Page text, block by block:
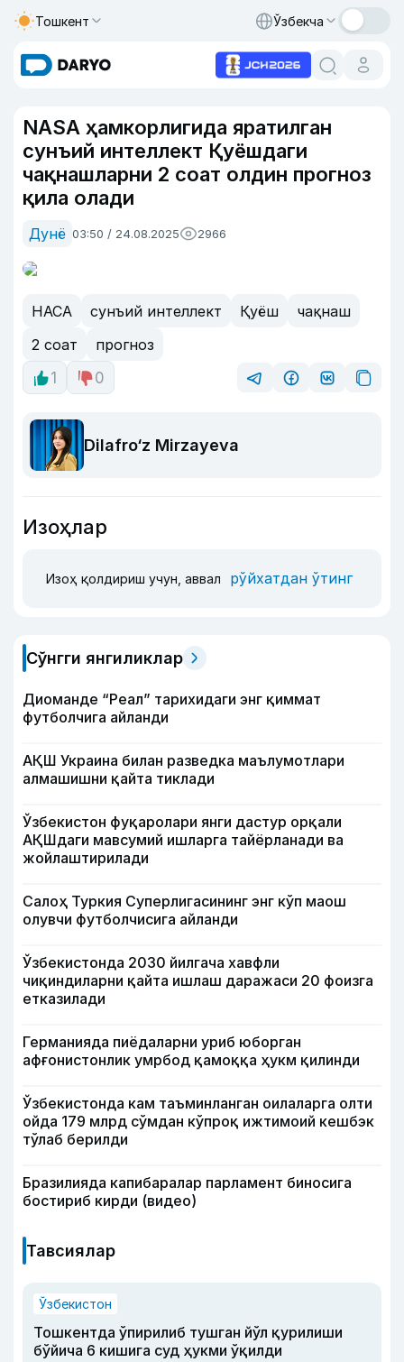
Тошкент Ўзбекча
NASA ҳамкорлигида яратилган
сунъий интеллект Қуёшдаги
чақнашларни 2 соат олдин прогноз
қила олади
Дунё 03:50 / 24.08.2025 2966
НАСА сунъий интеллект Қуёш
чақнаш
2 соат
прогноз
1
0
Dilafro‘z Mirzayeva
Изоҳлар
Изоҳ қолдириш учун, аввал рўйхатдан ўтинг
Сўнгги янгиликлар
Диоманде “Реал” тарихидаги энг қиммат
футболчига айланди
АҚШ Украина билан разведка маълумотлари
алмашишни қайта тиклади
Ўзбекистон фуқаролари янги дастур орқали
АҚШдаги мавсумий ишларга тайёрланади ва
жойлаштирилади
Салоҳ Туркия Суперлигасининг энг кўп маош
олувчи футболчисига айланди
Ўзбекистонда 2030 йилгача хавфли
чиқиндиларни қайта ишлаш даражаси 20 фоизга
етказилади
Германияда пиёдаларни уриб юборган
афғонистонлик умрбод қамоққа ҳукм қилинди
Ўзбекистонда кам таъминланган оилаларга олти
ойда 179 млрд сўмдан кўпроқ ижтимоий кешбэк
тўлаб берилди
Бразилияда капибаралар парламент биносига
бостириб кирди (видео)
Тавсиялар
Ўзбекистон
Тошкентда ўпирилиб тушган йўл қурилиши
бўйича 6 кишига суд ҳукми ўқилди